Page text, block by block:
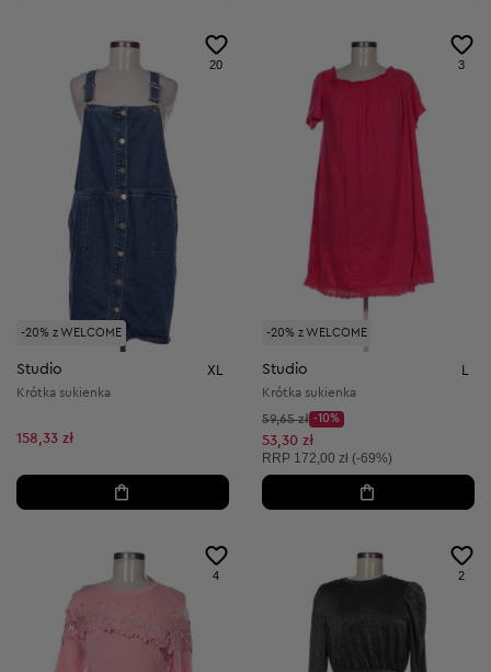
-20% z WELCOME
20
Studio XL
Krótka sukienka
158,33 zł
-20% z WELCOME
3
Studio
Krótka sukienka
Cena początkowa:
59,65 zł
Discount Price:
-10%
Obniżona cena:
53,30 zł
Cena sugerowana:
RRP 172,00 zł (-69%)
4 2